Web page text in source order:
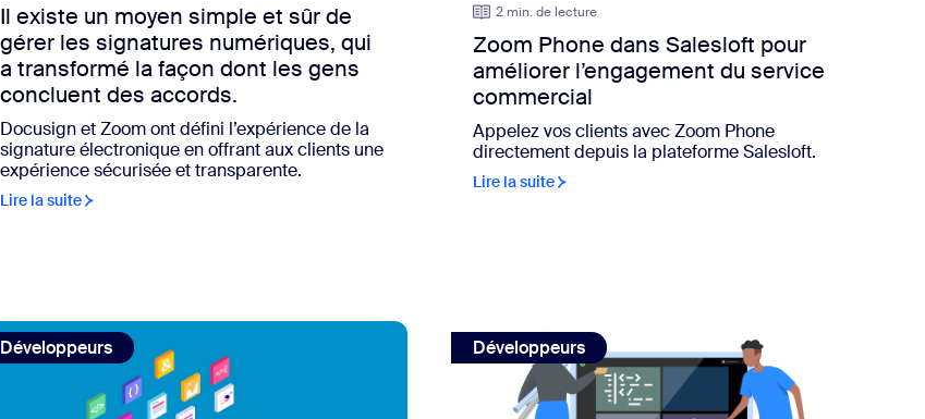
Il existe un moyen simple et sûr de
gérer les signatures numériques, qui
a transformé la façon dont les gens
concluent des accords.
Docusign et Zoom ont défini l’expérience de la
signature électronique en offrant aux clients une
expérience sécurisée et transparente.
Lire la suite
2 min. de lecture
Zoom Phone dans Salesloft pour
améliorer l’engagement du service
commercial
Appelez vos clients avec Zoom Phone
directement depuis la plateforme Salesloft.
Lire la suite
Grâce aux SDK de Zoom, les développeurs créent de nouvelles expériences enrichissantes
Développeurs
view: Zoom Developer : solutions et outils améliorés pour
Développeurs